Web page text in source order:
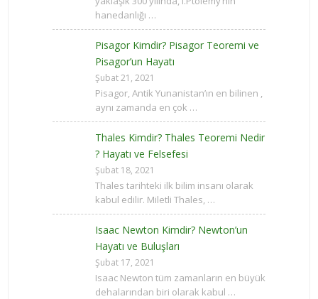
hanedanlığı …
Pisagor Kimdir? Pisagor Teoremi ve
Pisagor’un Hayatı
Şubat 21, 2021
Pisagor, Antik Yunanistan’ın en bilinen ,
aynı zamanda en çok …
Thales Kimdir? Thales Teoremi Nedir
? Hayatı ve Felsefesi
Şubat 18, 2021
Thales tarihteki ilk bilim insanı olarak
kabul edilir. Miletli Thales, …
Isaac Newton Kimdir? Newton’un
Hayatı ve Buluşları
Şubat 17, 2021
Isaac Newton tüm zamanların en büyük
dehalarından biri olarak kabul …